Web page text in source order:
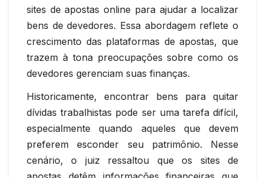
sites de apostas online para ajudar a localizar
bens de devedores. Essa abordagem reflete o
crescimento das plataformas de apostas, que
trazem à tona preocupações sobre como os
devedores gerenciam suas finanças.
Historicamente, encontrar bens para quitar
dívidas trabalhistas pode ser uma tarefa difícil,
especialmente quando aqueles que devem
preferem esconder seu patrimônio. Nesse
cenário, o juiz ressaltou que os sites de